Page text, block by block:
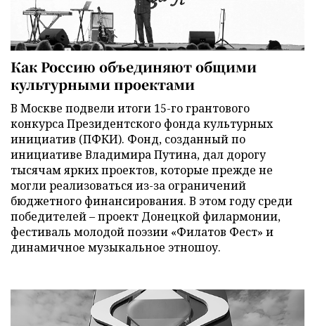
Как Россию объединяют общими
культурными проектами
В Москве подвели итоги 15-го грантового
конкурса Президентского фонда культурных
инициатив (ПФКИ). Фонд, созданный по
инициативе Владимира Путина, дал дорогу
тысячам ярких проектов, которые прежде не
могли реализоваться из-за ограничений
бюджетного финансирования. В этом году среди
победителей – проект Донецкой филармонии,
фестиваль молодой поэзии «Филатов Фест» и
динамичное музыкальное этношоу.